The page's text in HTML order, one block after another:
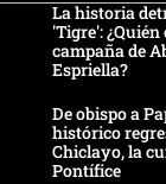
La historia
'Tigre':
campaña de
Espriella?
De obispo a
histórico
Chiclayo, la
Pontífice